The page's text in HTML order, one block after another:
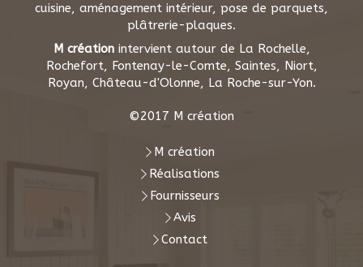
cuisine, aménagement intérieur, pose de parquets,
plâtrerie-plaques.
M créationintervient autour de La Rochelle,
Rochefort, Fontenay-le-Comte, Saintes, Niort,
Royan, Château-d'Olonne, La Roche-sur-Yon.
©2017 M création
M création
Réalisations
Fournisseurs
Avis
Contact